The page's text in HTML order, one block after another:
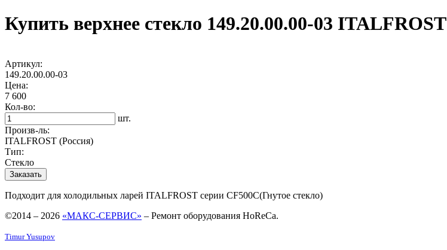
Купить верхнее стекло 149.20.00.00-03 ITALFROST
Артикул:
149.20.00.00-03
Цена:
7 600
Кол-во:
шт.
Произв-ль:
ITALFROST (Россия)
Тип:
Стекло
Заказать
Подходит для холодильных ларей ITALFROST серии CF500C(Гнутое стекло)
©2014 – 2026 «МАКС-СЕРВИС» – Ремонт оборудования HoReCa.
Timur Yusupov